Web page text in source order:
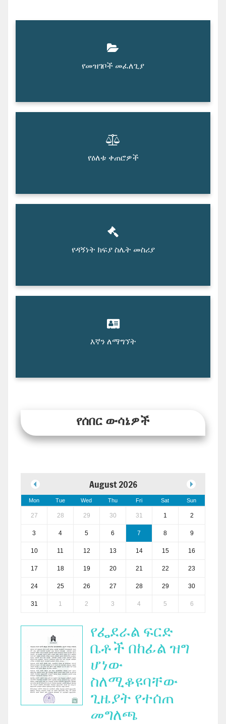
የመዝገቦች መፈለጊያ
የዕለቱ ቀጠሮዎች
የዳኝነት ክፍያ ስሌት መስሪያ
እኛን ለማግኘት
የሰበር ውሳኔዎች
August 2026
Mon Tue Wed Thu Fri Sat Sun
27 28 29 30 31 1 2
3 4 5 6 7 8 9
10 11 12 13 14 15 16
17 18 19 20 21 22 23
24 25 26 27 28 29 30
31 1 2 3 4 5 6
የፌደራል ፍርድ
ቤቶች በከፊል ዝግ
ሆነው
ስለሚቆዩባቸው
ጊዜያት የተሰጠ
መግለጫ